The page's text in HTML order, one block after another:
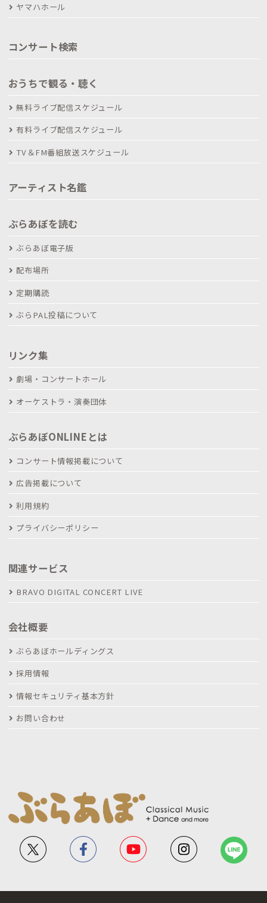
ヤマハホール
コンサート検索
おうちで観る・聴く
無料ライブ配信スケジュール
有料ライブ配信スケジュール
TV＆FM番組放送スケジュール
アーティスト名鑑
ぶらあぼを読む
ぶらあぼ電子版
配布場所
定期購読
ぶらPAL投稿について
リンク集
劇場・コンサートホール
オーケストラ・演奏団体
ぶらあぼONLINEとは
コンサート情報掲載について
広告掲載について
利用規約
プライバシーポリシー
関連サービス
BRAVO DIGITAL CONCERT LIVE
会社概要
ぶらあぼホールディングス
採用情報
情報セキュリティ基本方針
お問い合わせ